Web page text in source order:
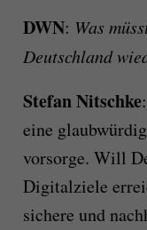
DWN: Was
Deutschland
Stefan Nitschke
eine
vorsorge. Will
Digitalziele
sichere und